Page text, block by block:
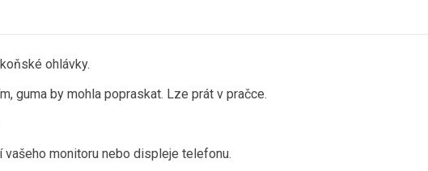
ohlávky.
guma by mohla popraskat. Lze prát v pračce.
monitoru nebo displeje telefonu.